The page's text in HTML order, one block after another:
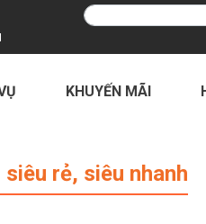
KHUYẾN MÃI
rẻ, siêu nhanh